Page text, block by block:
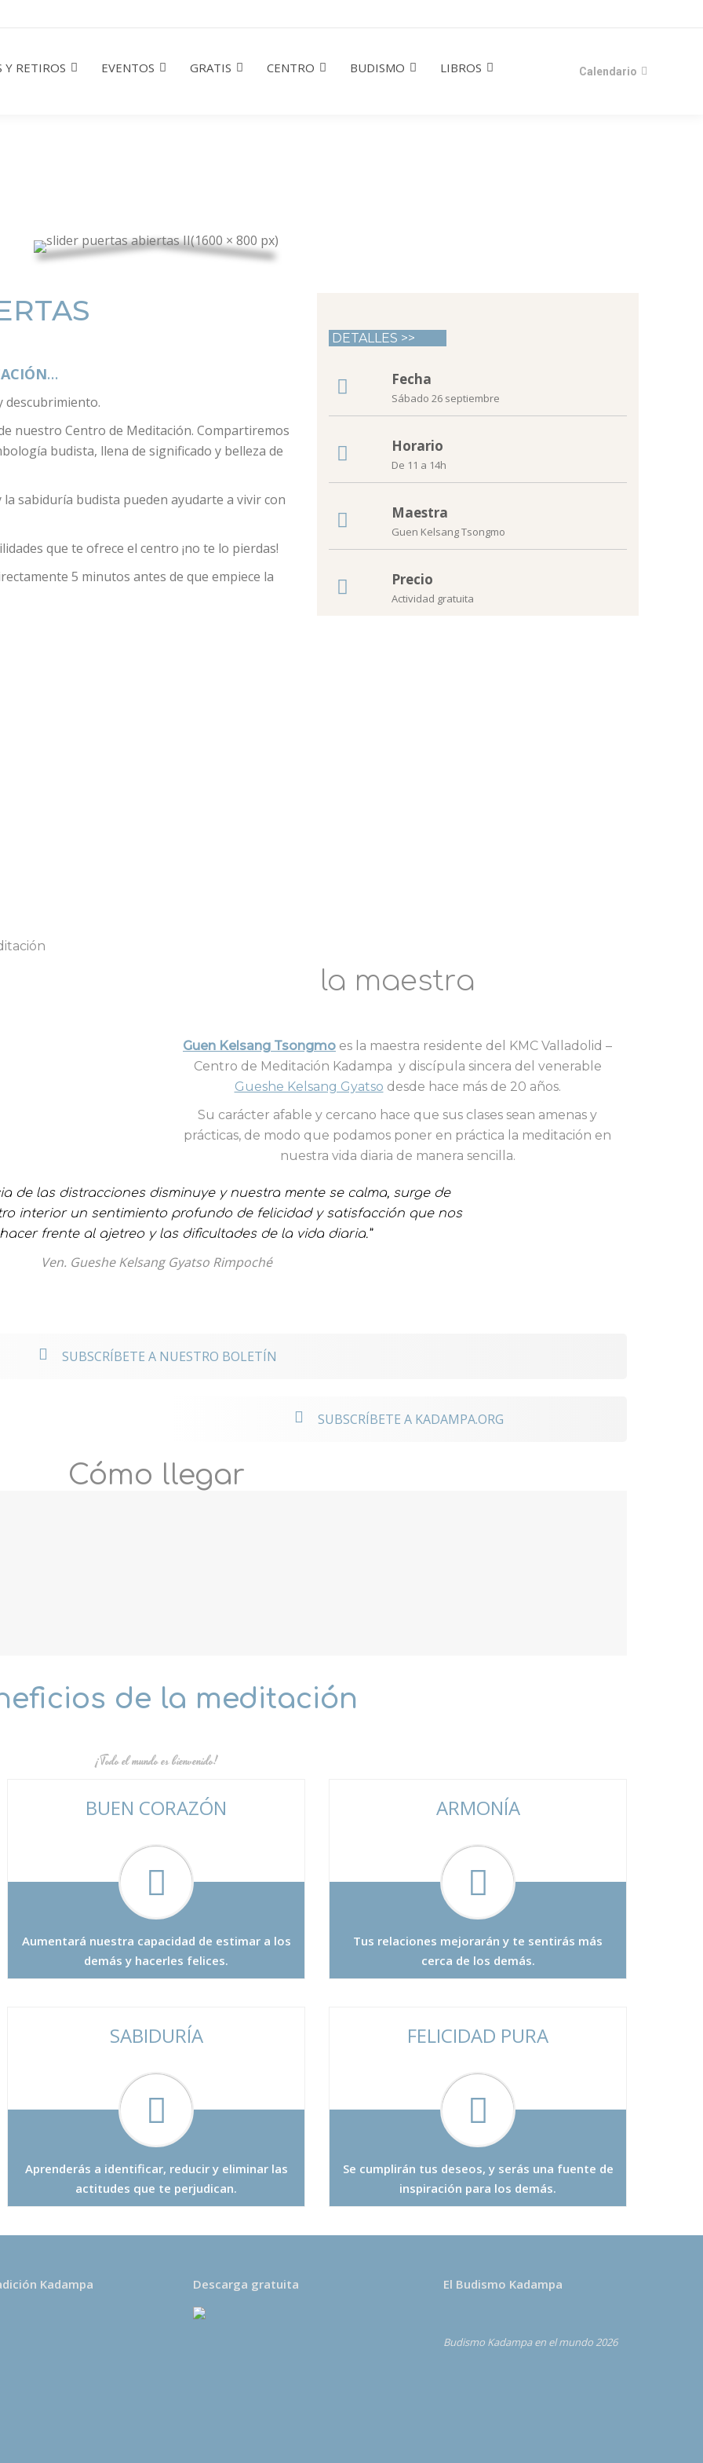
Y RETIROS EVENTOS GRATIS CENTRO BUDISMO LIBROS Calendario
…
descubrimiento.
nuestro Centro de Meditación. Compartiremos
budista, llena de significado y belleza de
sabiduría budista pueden ayudarte a vivir con
que te ofrece el centro ¡no te lo pierdas!
5 minutos antes de que empiece la
DETALLES >>
Fecha
Sábado 26 septiembre
Horario
De 11 a 14h
Maestra
Guen Kelsang Tsongmo
Precio
Actividad gratuita
la maestra
Guen Kelsang Tsongmo es la maestra residente del KMC Valladolid –
Centro de Meditación Kadampa y discípula sincera del venerable
Gueshe Kelsang Gyatso desde hace más de 20 años.
Su carácter afable y cercano hace que sus clases sean amenas y
prácticas, de modo que podamos poner en práctica la meditación en
nuestra vida diaria de manera sencilla.
de las distracciones disminuye y nuestra mente se calma, surge de
interior un sentimiento profundo de felicidad y satisfacción que nos
frente al ajetreo y las dificultades de la vida diaria.”
Ven. Gueshe Kelsang Gyatso Rimpoché
SUBSCRÍBETE A NUESTRO BOLETÍN
SUBSCRÍBETE A KADAMPA.ORG
Cómo llegar
de la meditación
¡Todo el mundo es bienvenido!
BUEN CORAZÓN
Aumentará nuestra capacidad de estimar a los
demás y hacerles felices.
SABIDURÍA
Aprenderás a identificar, reducir y eliminar las
actitudes que te perjudican.
ARMONÍA
Tus relaciones mejorarán y te sentirás más
cerca de los demás.
FELICIDAD PURA
Se cumplirán tus deseos, y serás una fuente de
inspiración para los demás.
Kadampa Descarga gratuita El Budismo Kadampa
Budismo Kadampa en el mundo 2026